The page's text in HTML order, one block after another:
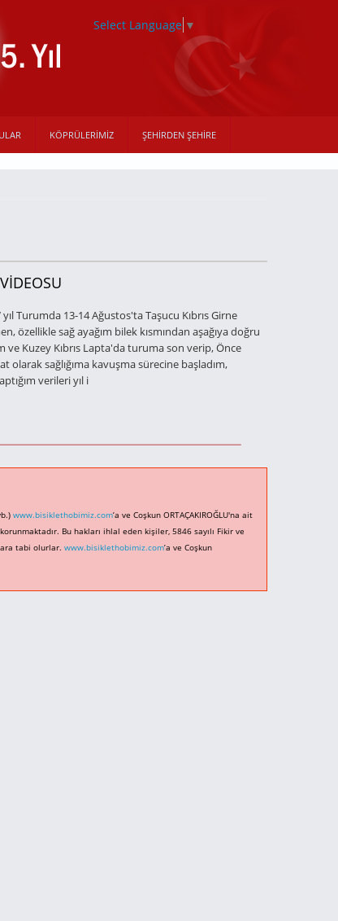
Select Language ▼
KÖPRÜLERIMIZ ŞEHIRDEN ŞEHIRE
Turumda 13-14 Ağustos'ta Taşucu Kıbrıs Girne
özellikle sağ ayağım bilek kısmından aşağıya doğru
Kuzey Kıbrıs Lapta'da turuma son verip, Önce
sağlığıma kavuşma sürecine başladım,
verileri yıl i
www.bisiklethobimiz.com’a ve Coşkun ORTAÇAKIROĞLU'na ait
Bu hakları ihlal eden kişiler, 5846 sayılı Fikir ve
tabi olurlar. www.bisiklethobimiz.com’a ve Coşkun